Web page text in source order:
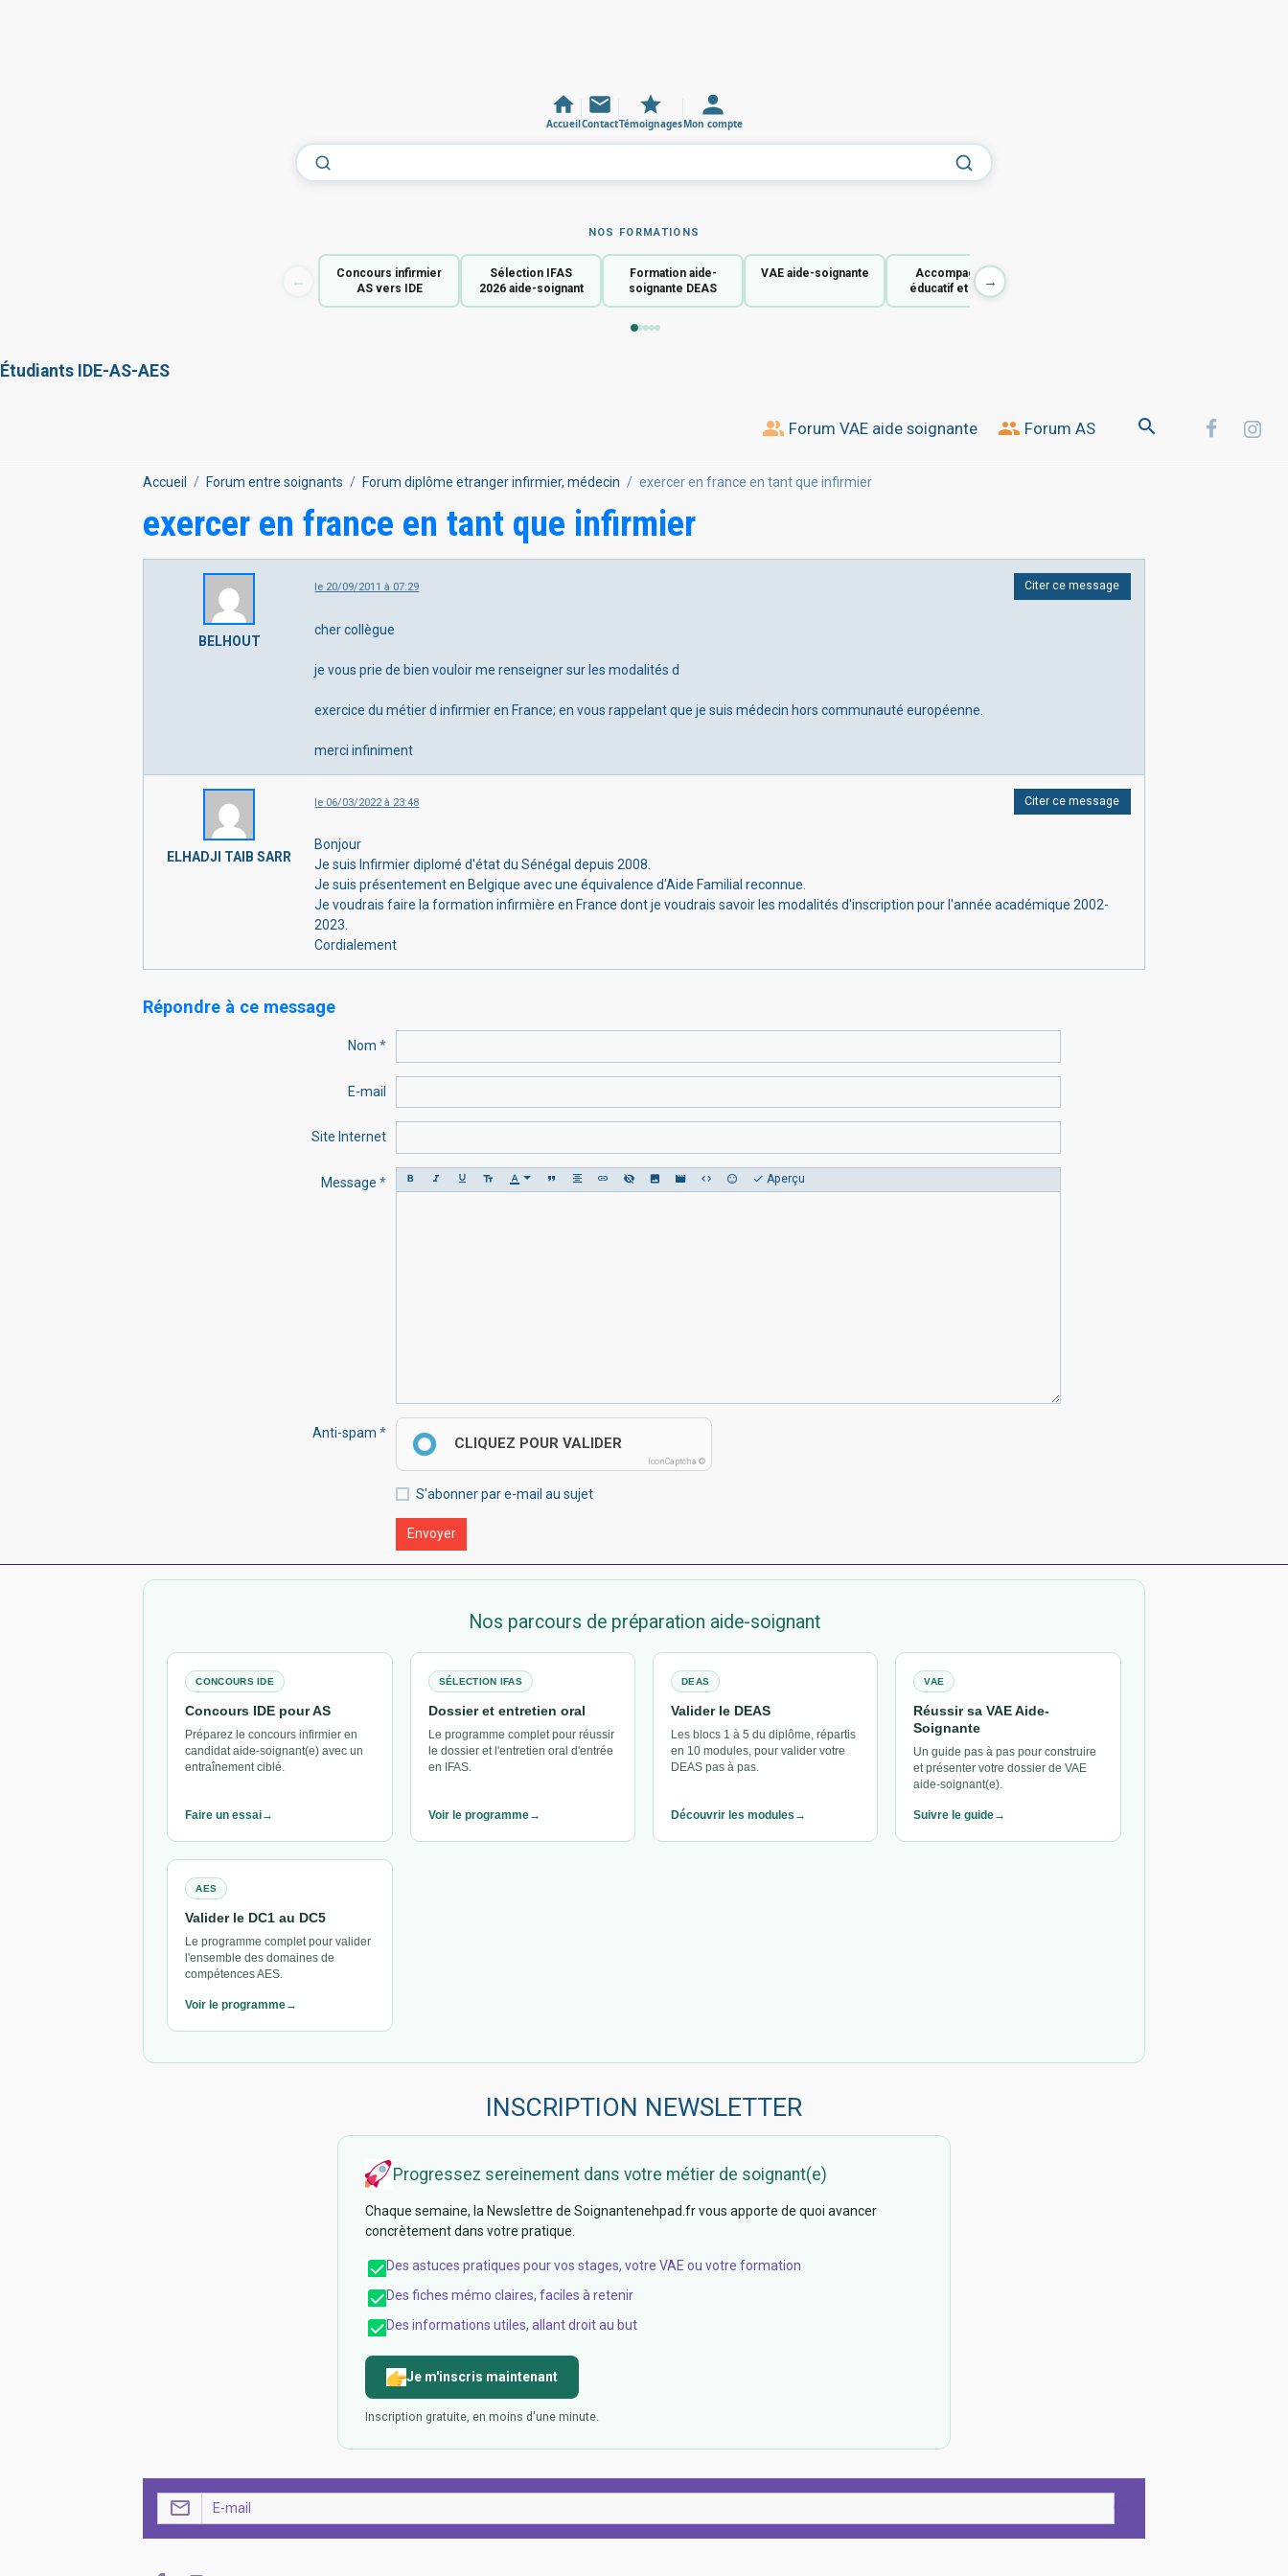
AccueilContactTémoignagesMon compte
NOS FORMATIONS
←
Concours infirmier
AS vers IDE
Sélection IFAS
2026 aide-soignant
Formation aide-
soignante DEAS
VAE aide-soignante
Accompagnant
éducatif et social
→
Étudiants IDE-AS-AES
Forum VAE aide soignante Forum AS
Accueil Forum entre soignants Forum diplôme etranger infirmier, médecin exercer en france en tant que infirmier
exercer en france en tant que infirmier
BELHOUT
le 20/09/2011 à 07:29 Citer ce message
cher collègue
je vous prie de bien vouloir me renseigner sur les modalités d
exercice du métier d infirmier en France; en vous rappelant que je suis médecin hors communauté européenne.
merci infiniment
ELHADJI TAIB SARR
le 06/03/2022 à 23:48 Citer ce message
Bonjour
Je suis Infirmier diplomé d'état du Sénégal depuis 2008.
Je suis présentement en Belgique avec une équivalence d'Aide Familial reconnue.
Je voudrais faire la formation infirmière en France dont je voudrais savoir les modalités d'inscription pour l'année académique 2002-
2023.
Cordialement
Répondre à ce message
Nom
E-mail
Site Internet
Message Aperçu
Anti-spam
CLIQUEZ POUR VALIDER
IconCaptcha ©
S'abonner par e-mail au sujet
Envoyer
Nos parcours de préparation aide-soignant
CONCOURS IDE
Concours IDE pour AS
Préparez le concours infirmier en
candidat aide-soignant(e) avec un
entraînement ciblé.
Faire un essai
SÉLECTION IFAS
Dossier et entretien oral
Le programme complet pour réussir
le dossier et l'entretien oral d'entrée
en IFAS.
Voir le programme
DEAS
Valider le DEAS
Les blocs 1 à 5 du diplôme, répartis
en 10 modules, pour valider votre
DEAS pas à pas.
Découvrir les modules
VAE
Réussir sa VAE Aide-
Soignante
Un guide pas à pas pour construire
et présenter votre dossier de VAE
aide-soignant(e).
Suivre le guide
AES
Valider le DC1 au DC5
Le programme complet pour valider
l'ensemble des domaines de
compétences AES.
Voir le programme
INSCRIPTION NEWSLETTER
Progressez sereinement dans votre métier de soignant(e)
Chaque semaine, la Newslettre de Soignantenehpad.fr vous apporte de quoi avancer
concrètement dans votre pratique.
Des astuces pratiques pour vos stages, votre VAE ou votre formation
Des fiches mémo claires, faciles à retenir
Des informations utiles, allant droit au but
Je m'inscris maintenant
Inscription gratuite, en moins d'une minute.
OK